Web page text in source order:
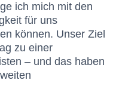
ich mich mit den
für uns
können. Unser Ziel
zu einer
– und das haben